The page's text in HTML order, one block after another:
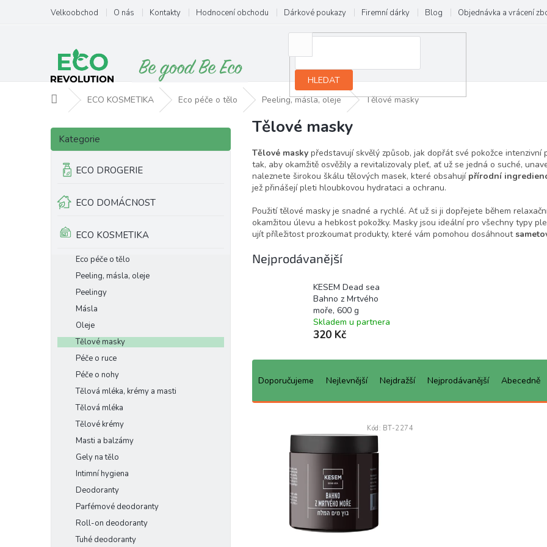
obsah
Velkoobchod O nás Kontakty Hodnocení obchodu Dárkové poukazy Firemní dárky Blog Objednávka a vrácení
HLEDAT
Domů ECO KOSMETIKA Eco péče o tělo Peeling, másla, oleje Tělové masky
P
s
n
Přeskočit
kategorie
Kategorie
ECO DROGERIE
ECO DOMÁCNOST
ECO KOSMETIKA
Eco péče o tělo
Peeling, másla, oleje
Peelingy
Másla
Oleje
Tělové masky
Péče o ruce
Péče o nohy
Tělová mléka, krémy a masti
Tělová mléka
Tělové krémy
Masti a balzámy
Gely na tělo
Intimní hygiena
Deodoranty
Parfémové deodoranty
Roll-on deodoranty
Tuhé deodoranty
Tělové masky
Tělové masky představují skvělý způsob, jak dopřát své pokožce
tak, aby okamžitě osvěžily a revitalizovaly pleť, ať už se jedná o suché,
naleznete širokou škálu tělových masek, které obsahují přírodní
jež přinášejí pleti hloubkovou hydrataci a ochranu.
Použití tělové masky je snadné a rychlé. Ať už si ji dopřejete během
okamžitou úlevu a hebkost pokožky. Masky jsou ideální pro všechny typy
ujít příležitost prozkoumat produkty, které vám pomohou dosáhnout
Nejprodávanější
KESEM Dead sea
Bahno z Mrtvého
moře, 600 g
Skladem u partnera
320 Kč
Ř
e
Doporučujeme Nejlevnější Nejdražší Nejprodávanější Abecedně
Kód: BT-2274